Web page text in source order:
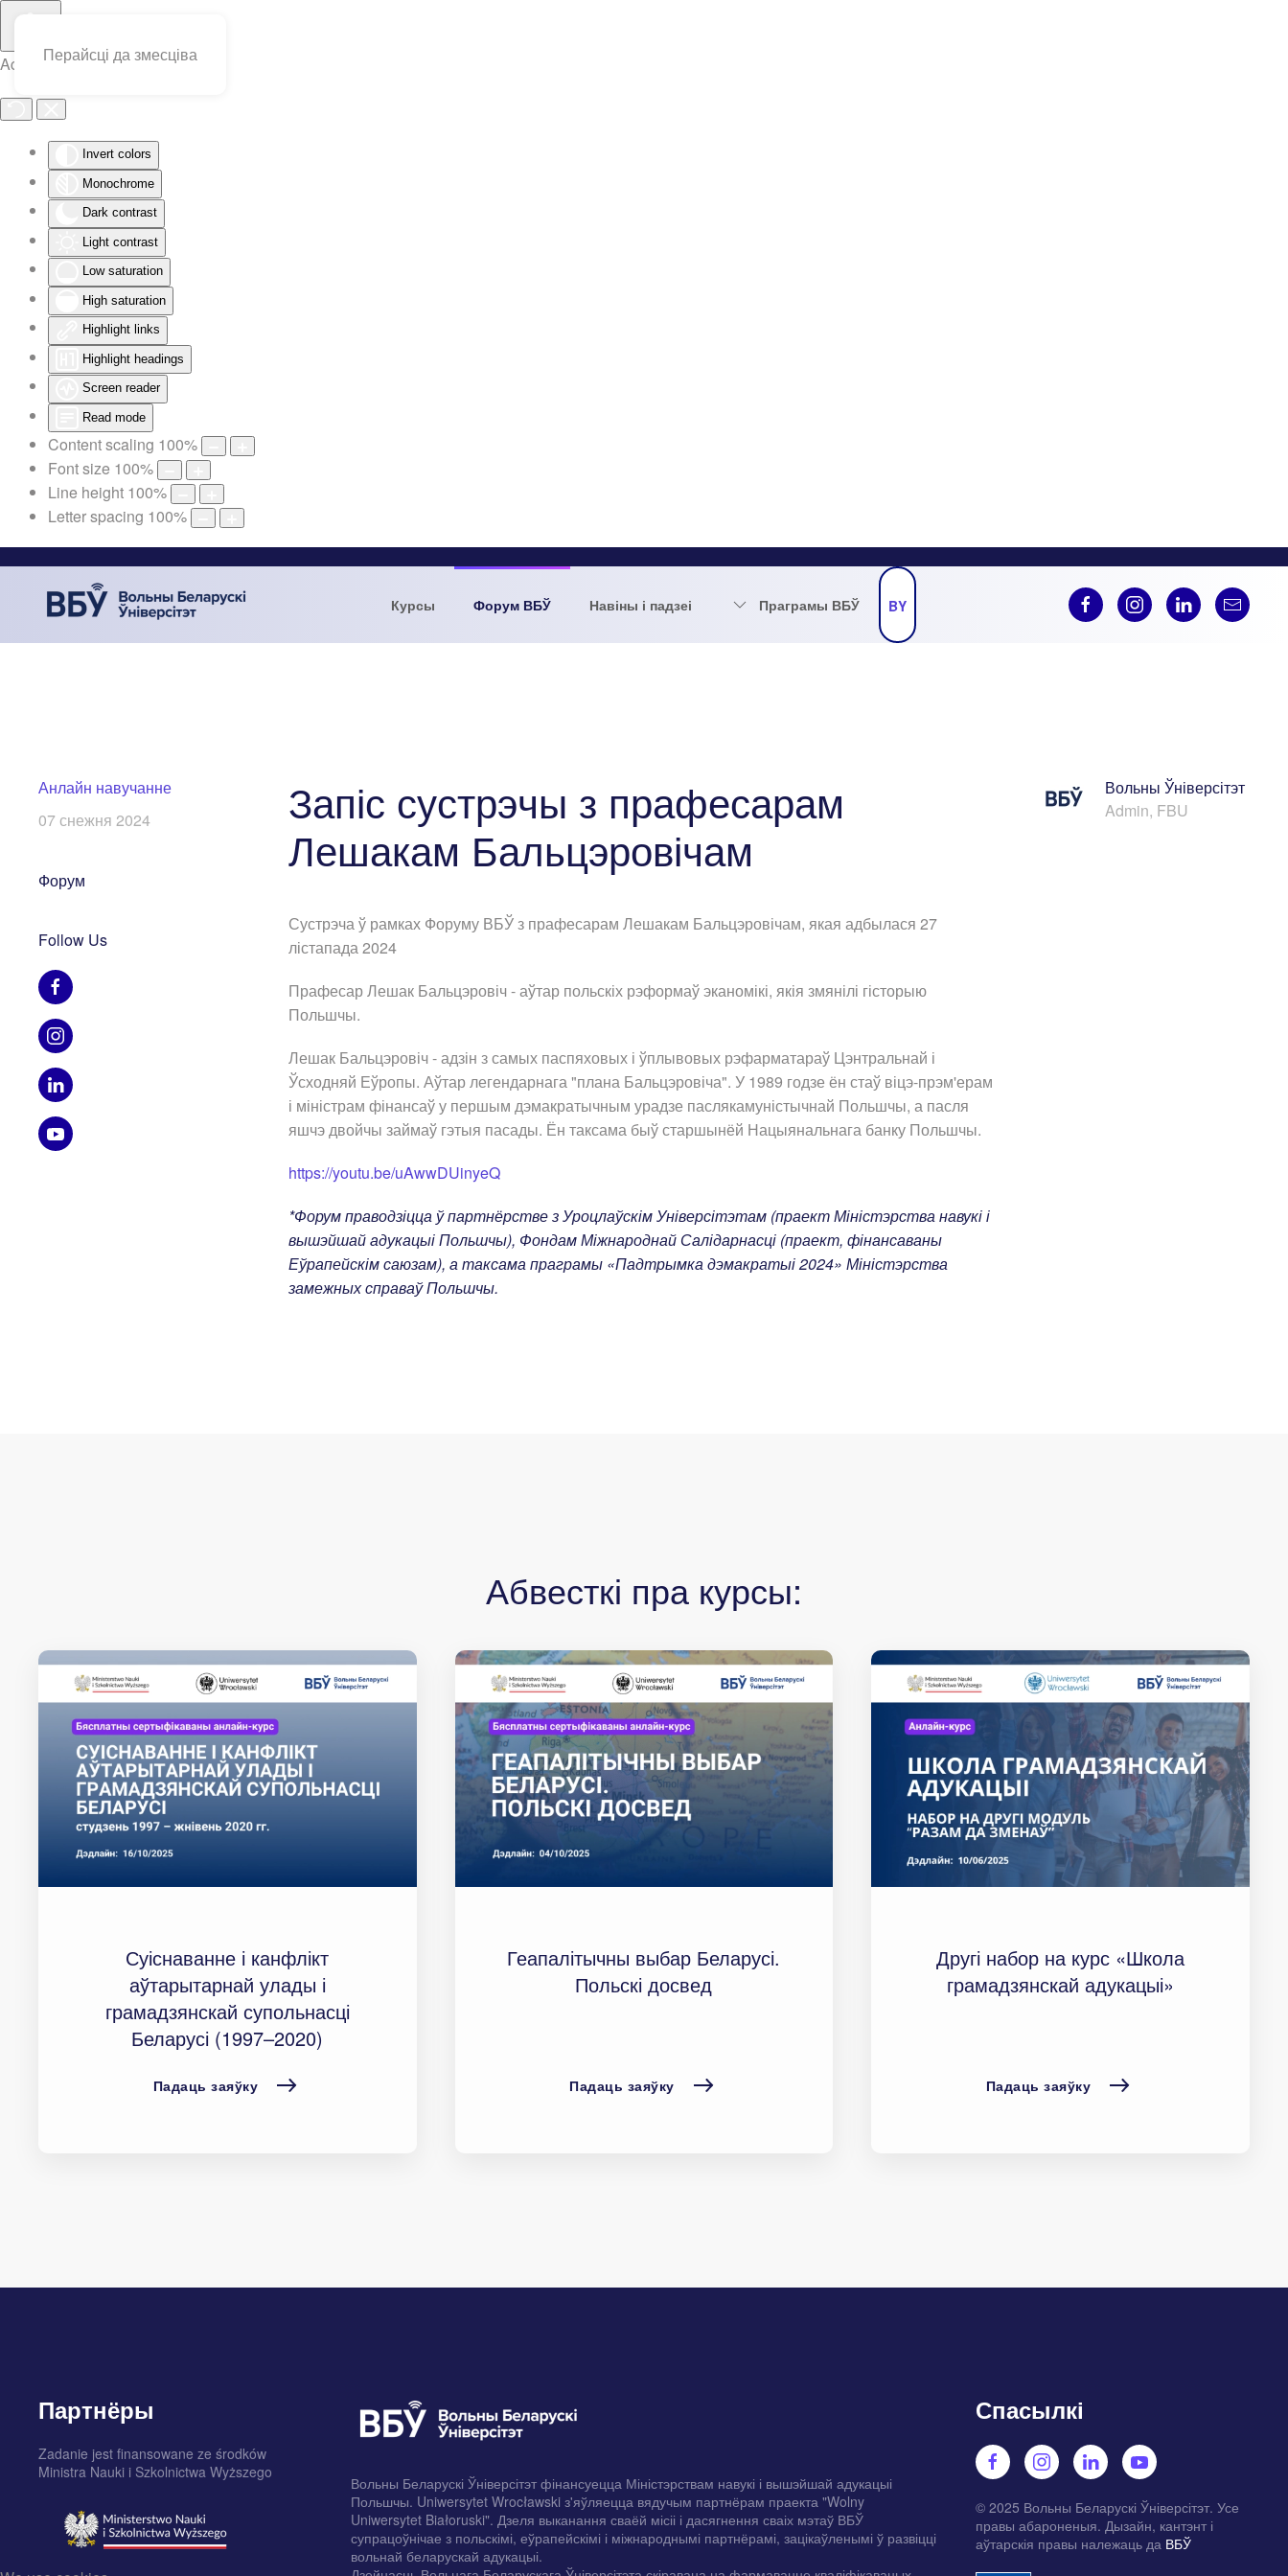
Accessibility Tools
Invert colors
Monochrome
Dark contrast
Light contrast
Low saturation
High saturation
Highlight links
Highlight headings
Screen reader
Read mode
Content scaling 100%
Font size 100%
Line height 100%
Letter spacing 100%
Перайсці да змесціва
Курсы Форум ВБЎ Навіны і падзеі Праграмы ВБЎ BY
Анлайн навучанне
07 снежня 2024
Форум
Follow Us
Запіс сустрэчы з прафесарам
Лешакам Бальцэровічам
Сустрэча ў рамках Форуму ВБЎ з прафесарам Лешакам Бальцэровічам, якая адбылася 27
лістапада 2024
Прафесар Лешак Бальцэровіч - аўтар польскіх рэформаў эканомікі, якія змянілі гісторыю
Польшчы.
Лешак Бальцэровіч - адзін з самых паспяховых і ўплывовых рэфарматараў Цэнтральнай і
Ўсходняй Еўропы. Аўтар легендарнага "плана Бальцэровіча". У 1989 годзе ён стаў віцэ-прэм'ерам
і міністрам фінансаў у першым дэмакратычным урадзе паслякамуністычнай Польшчы, а пасля
яшчэ двойчы займаў гэтыя пасады. Ён таксама быў старшынёй Нацыянальнага банку Польшчы.
https://youtu.be/uAwwDUinyeQ
*Форум праводзіцца ў партнёрстве з Уроцлаўскім Універсітэтам (праект Міністэрства навукі і
вышэйшай адукацыі Польшчы), Фондам Міжнароднай Салідарнасці (праект, фінансаваны
Еўрапейскім саюзам), а таксама праграмы «Падтрымка дэмакратыі 2024» Міністэрства
замежных справаў Польшчы.
Вольны Ўніверсітэт
Admin, FBU
Абвесткі пра курсы:
Суіснаванне і канфлікт
аўтарытарнай улады і
грамадзянскай супольнасці
Беларусі (1997–2020)
Падаць заяўку
Геапалітычны выбар Беларусі.
Польскі досвед
Падаць заяўку
Другі набор на курс «Школа
грамадзянскай адукацыі»
Падаць заяўку
Партнёры
Zadanie jest finansowane ze środków
Ministra Nauki i Szkolnictwa Wyższego
Вольны Беларускі Ўніверсітэт фінансуецца Міністэрствам навукі і вышэйшай адукацыі
Польшчы. Uniwersytet Wrocławski з'яўляецца вядучым партнёрам праекта "Wolny
Uniwersytet Białoruski". Дзеля выканання сваёй місіі і дасягнення сваіх мэтаў ВБЎ
супрацоўнічае з польскімі, еўрапейскімі і міжнароднымі партнёрамі, зацікаўленымі ў развіцці
вольнай беларускай адукацыі.
Спасылкі
© 2025 Вольны Беларускі Ўніверсітэт. Усе
правы абароненыя. Дызайн, кантэнт і
аўтарскія правы належаць да ВБЎ